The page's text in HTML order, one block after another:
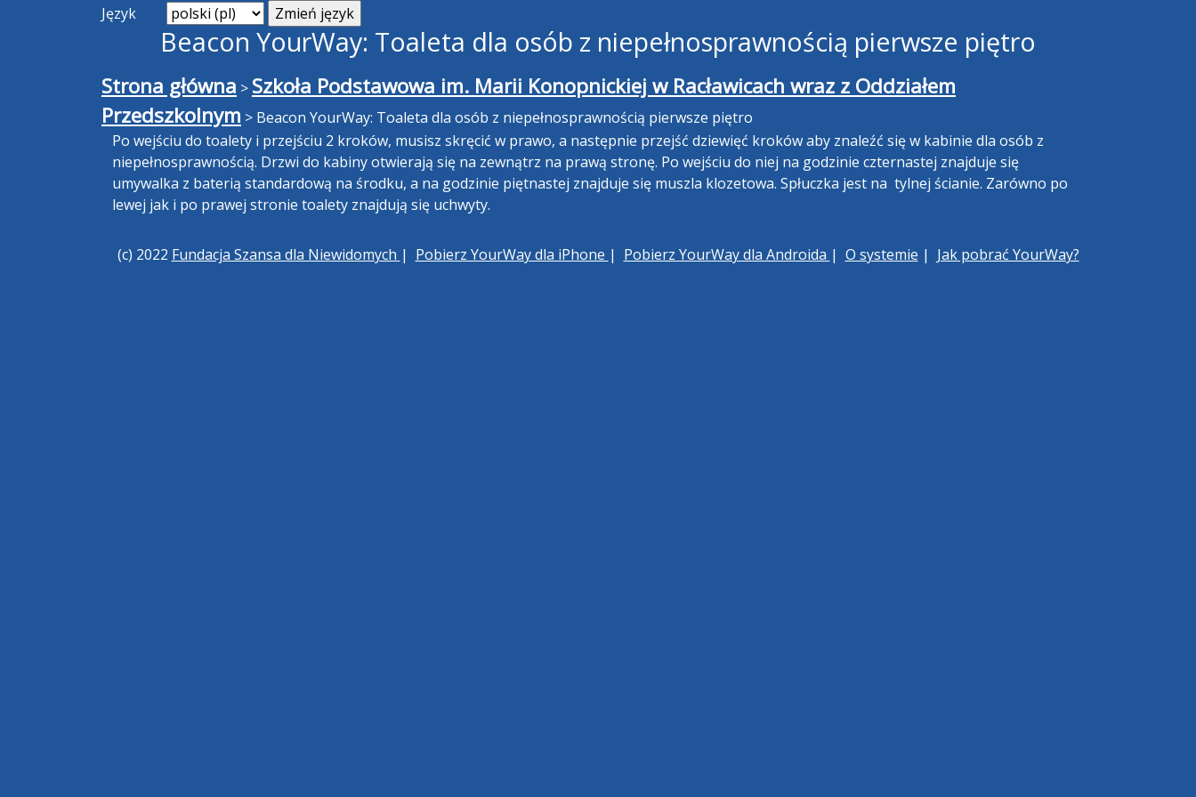
Język
Beacon YourWay: Toaleta dla osób z niepełnosprawnością pierwsze piętro
Strona główna > Szkoła Podstawowa im. Marii Konopnickiej w Racławicach wraz z Oddziałem
Przedszkolnym > Beacon YourWay: Toaleta dla osób z niepełnosprawnością pierwsze piętro
Po wejściu do toalety i przejściu 2 kroków, musisz skręcić w prawo, a następnie przejść dziewięć kroków aby znaleźć się w kabinie dla osób z
niepełnosprawnością. Drzwi do kabiny otwierają się na zewnątrz na prawą stronę. Po wejściu do niej na godzinie czternastej znajduje się
umywalka z baterią standardową na środku, a na godzinie piętnastej znajduje się muszla klozetowa. Spłuczka jest na tylnej ścianie. Zarówno po
lewej jak i po prawej stronie toalety znajdują się uchwyty.
(c) 2022 Fundacja Szansa dla Niewidomych | Pobierz YourWay dla iPhone | Pobierz YourWay dla Androida | O systemie | Jak pobrać YourWay?